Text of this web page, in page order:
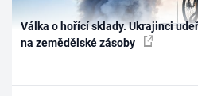
Válka o hořící sklady. Ukrajinci
na zemědělské zásoby